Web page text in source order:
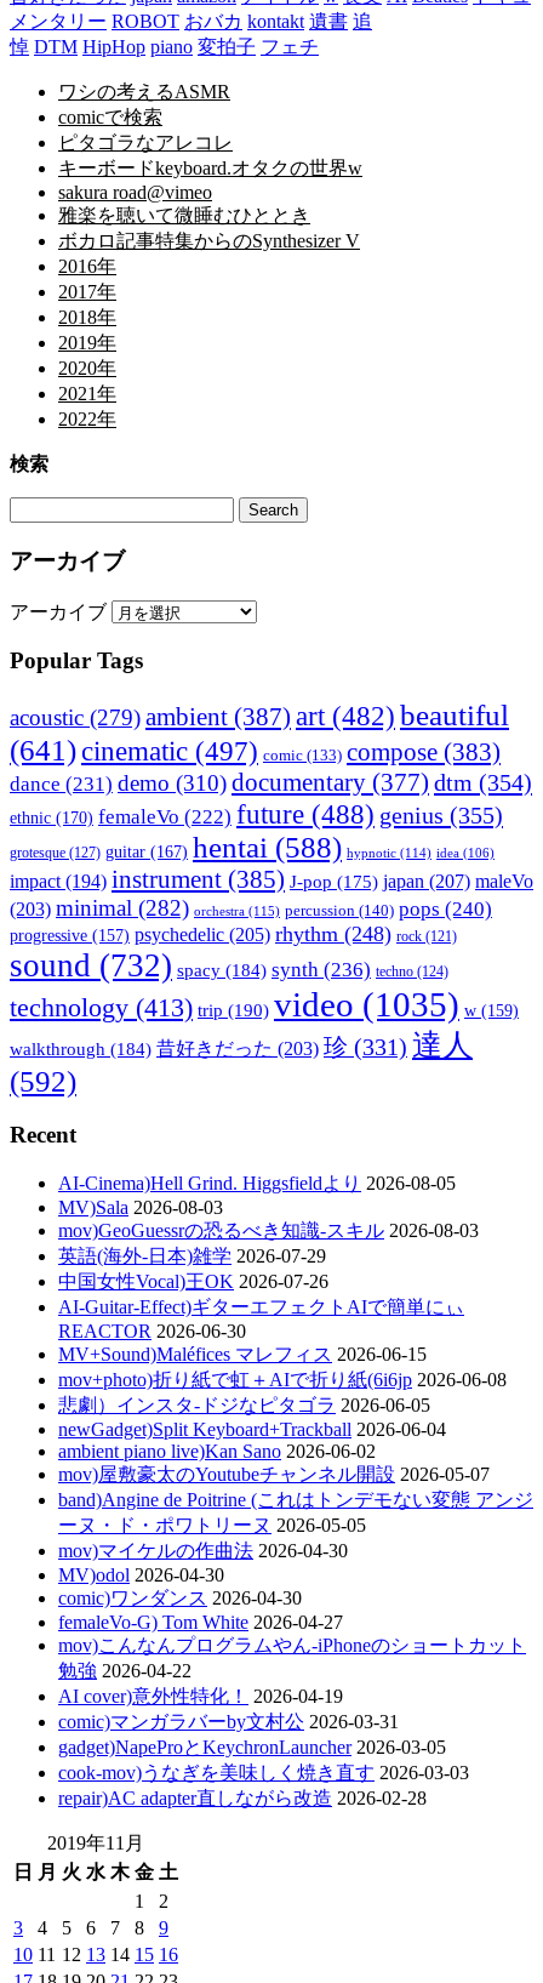
メンタリー ROBOT おバカ kontakt 遺書 追
悼 DTM HipHop piano 変拍子 フェチ
ワシの考えるASMR
comicで検索
ピタゴラなアレコレ
キーボードkeyboard.オタクの世界w
sakura road@vimeo
雅楽を聴いて微睡むひととき
ボカロ記事特集からのSynthesizer V
2016年
2017年
2018年
2019年
2020年
2021年
2022年
検索
アーカイブ
アーカイブ
Popular Tags
acoustic (279)ambient (387) art(482) beautiful
(641)cinematic (497) comic (133) compose (383)
dance (231) demo (310)documentary (377) dtm (354)
ethnic (170) femaleVo (222) future (488) genius (355)
grotesque (127) guitar (167) hentai (588) hypnotic (114) idea (106)
impact (194) instrument (385) J-pop (175) japan (207) maleVo
(203) minimal (282) orchestra (115) percussion (140) pops (240)
progressive (157) psychedelic (205) rhythm (248) rock (121)
sound (732) spacy (184) synth (236) techno (124)
technology (413) trip (190) video (1035) w (159)
walkthrough (184) 昔好きだった (203) 珍 (331) 達人
(592)
Recent
AI-Cinema)Hell Grind. Higgsfieldより 2026-08-05
MV)Sala 2026-08-03
mov)GeoGuessrの恐るべき知識-スキル 2026-08-03
英語(海外-日本)雑学 2026-07-29
中国女性Vocal)王OK 2026-07-26
AI-Guitar-Effect)ギターエフェクトAIで簡単にぃ
REACTOR 2026-06-30
MV+Sound)Maléfices マレフィス 2026-06-15
mov+photo)折り紙で虹＋AIで折り紙(6i6jp 2026-06-08
悲劇）インスタ-ドジなピタゴラ 2026-06-05
newGadget)Split Keyboard+Trackball 2026-06-04
ambient piano live)Kan Sano 2026-06-02
mov)屋敷豪太のYoutubeチャンネル開設 2026-05-07
band)Angine de Poitrine (これはトンデモない変態 アンジ
ーヌ・ド・ポワトリーヌ 2026-05-05
mov)マイケルの作曲法 2026-04-30
MV)odol 2026-04-30
comic)ワンダンス 2026-04-30
femaleVo-G) Tom White 2026-04-27
mov)こんなんプログラムやん-iPhoneのショートカット
勉強 2026-04-22
AI cover)意外性特化！
2026-04-19
comic)マンガラバーby文村公 2026-03-31
gadget)NapeProとKeychronLauncher 2026-03-05
cook-mov)うなぎを美味しく焼き直す 2026-03-03
repair)AC adapter直しながら改造 2026-02-28
2019年11月
日
月 火 水 木 金 土
1
2
3
4 5 6 7 8
9
10 11 12 13 14 15 16